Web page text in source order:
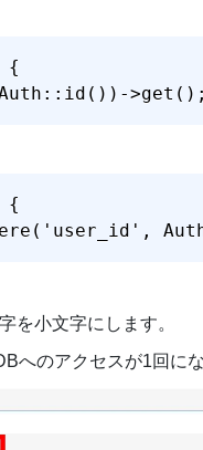
{
{
を小文字にします。
へのアクセスが1回に